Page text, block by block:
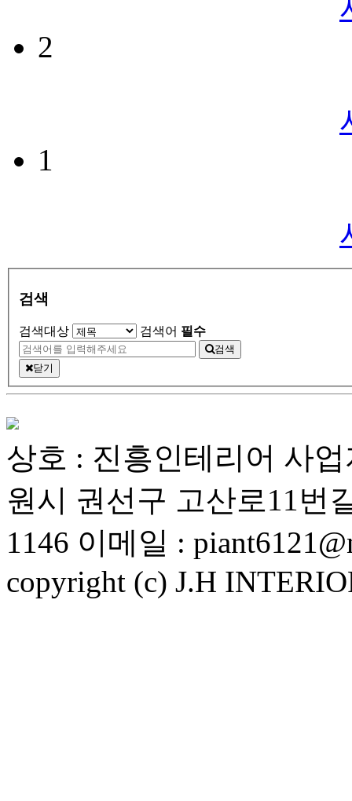
2
1
검색
검색대상 검색어 필수
검색
닫기
상호 : 진흥인테리어 사
원시 권선구 고산로11번
1146 이메일 :
copyright (c) J.H